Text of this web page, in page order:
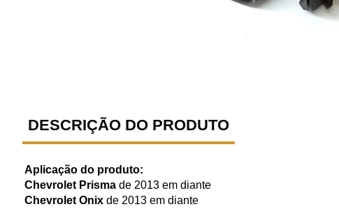
DESCRIÇÃO DO PRODUTO
Aplicação do produto:
Chevrolet Prisma de 2013 em diante
Chevrolet Onix de 2013 em diante